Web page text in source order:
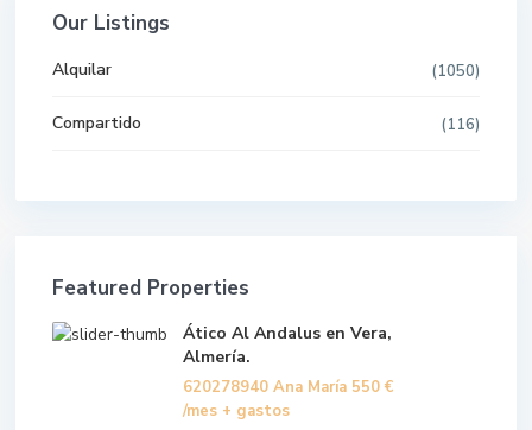
Our Listings
Alquilar (1050)
Compartido (116)
Featured Properties
Ático Al Andalus en Vera,
Almería.
620278940 Ana María 550 €
/mes + gastos